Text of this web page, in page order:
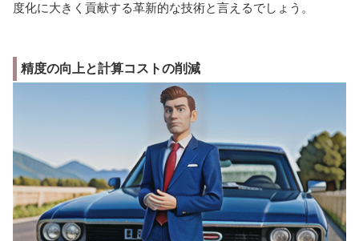
度化に大きく貢献する革新的な技術と言えるでしょう。
精度の向上と計算コストの削減